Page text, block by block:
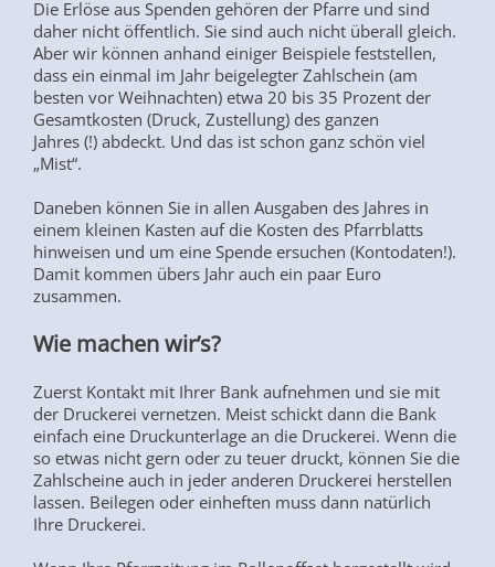
Die Erlöse aus Spenden gehören der Pfarre und sind
daher nicht öffentlich. Sie sind auch nicht überall gleich.
Aber wir können anhand einiger Beispiele feststellen,
dass ein einmal im Jahr beigelegter Zahlschein (am
besten vor Weihnachten) etwa 20 bis 35 Prozent der
Gesamtkosten (Druck, Zustellung) des ganzen
Jahres (!) abdeckt. Und das ist schon ganz schön viel
„Mist“.
Daneben können Sie in allen Ausgaben des Jahres in
einem kleinen Kasten auf die Kosten des Pfarrblatts
hinweisen und um eine Spende ersuchen (Kontodaten!).
Damit kommen übers Jahr auch ein paar Euro
zusammen.
Wie machen wir’s?
Zuerst Kontakt mit Ihrer Bank aufnehmen und sie mit
der Druckerei vernetzen. Meist schickt dann die Bank
einfach eine Druckunterlage an die Druckerei. Wenn die
so etwas nicht gern oder zu teuer druckt, können Sie die
Zahlscheine auch in jeder anderen Druckerei herstellen
lassen. Beilegen oder einheften muss dann natürlich
Ihre Druckerei.